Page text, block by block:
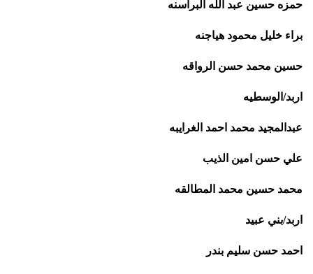
حمزه حسين عبد الله البراسنه
براء خليل محمود هياجنه
حسين محمد حسن الرواقه
اربد/الوسطيه
عبدالمجيد محمد احمد الغرايبه
علي حسن امين الذيب
محمد حسين محمد المطالقه
اربد/بني عبيد
احمد حسن سليم بندر